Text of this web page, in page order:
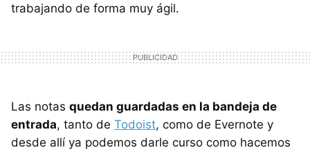
trabajando de forma muy ágil.
Las notas quedan guardadas en la bandeja de
entrada, tanto de Todoist, como de Evernote y
desde allí ya podemos darle curso como hacemos